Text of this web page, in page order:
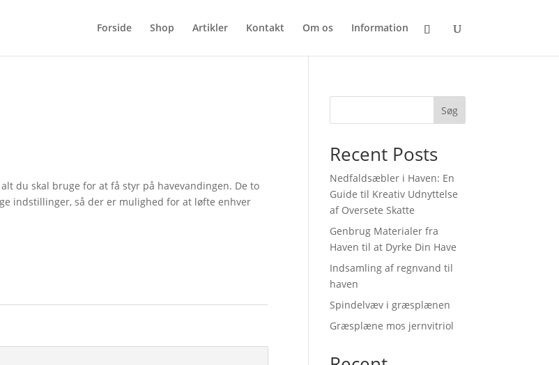
Forside Shop Artikler Kontakt Om os Information
du skal bruge for at få styr på havevandingen. De to
indstillinger, så der er mulighed for at løfte enhver
Søg
Recent Posts
Nedfaldsæbler i Haven: En
Guide til Kreativ Udnyttelse
af Oversete Skatte
Genbrug Materialer fra
Haven til at Dyrke Din Have
Indsamling af regnvand til
haven
Spindelvæv i græsplænen
Græsplæne mos jernvitriol